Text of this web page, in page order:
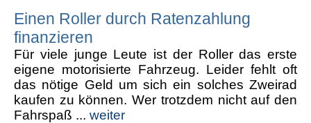
Einen Roller durch Ratenzahlung
finanzieren
Für viele junge Leute ist der Roller das erste
eigene motorisierte Fahrzeug. Leider fehlt oft
das nötige Geld um sich ein solches Zweirad
kaufen zu können. Wer trotzdem nicht auf den
Fahrspaß ... weiter